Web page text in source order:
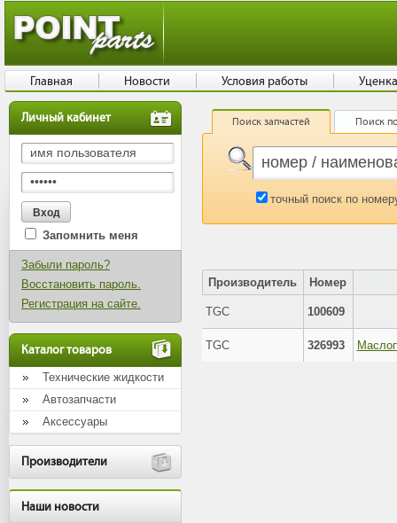
Личный кабинет
Запомнить меня
Забыли пароль?
Восстановить пароль.
Регистрация на сайте.
Каталог товаров
Технические жидкости
Автозапчасти
Аксессуары
Производители
Наши новости
Поиск запчастей Поиск
точный поиск по
Производитель Номер
TGC 100609
TGC 326993
Главная Новости Условия работы